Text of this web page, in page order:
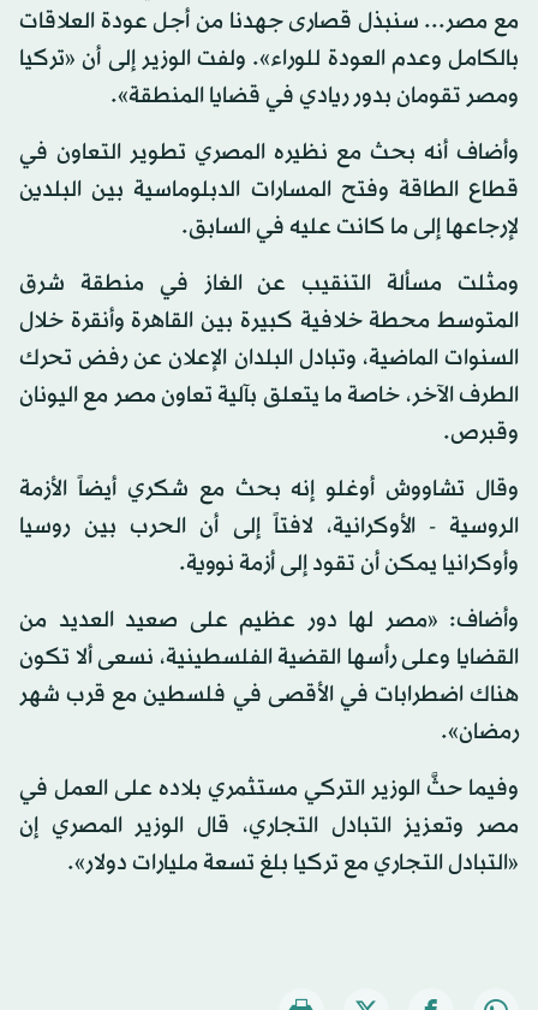
مع مصر... سنبذل قصارى جهدنا من أجل عودة العلاقات
بالكامل وعدم العودة للوراء». ولفت الوزير إلى أن «تركيا
ومصر تقومان بدور ريادي في قضايا المنطقة».
وأضاف أنه بحث مع نظيره المصري تطوير التعاون في
قطاع الطاقة وفتح المسارات الدبلوماسية بين البلدين
لإرجاعها إلى ما كانت عليه في السابق.
ومثلت مسألة التنقيب عن الغاز في منطقة شرق
المتوسط محطة خلافية كبيرة بين القاهرة وأنقرة خلال
السنوات الماضية، وتبادل البلدان الإعلان عن رفض تحرك
الطرف الآخر، خاصة ما يتعلق بآلية تعاون مصر مع اليونان
وقبرص.
وقال تشاووش أوغلو إنه بحث مع شكري أيضاً الأزمة
الروسية - الأوكرانية، لافتاً إلى أن الحرب بين روسيا
وأوكرانيا يمكن أن تقود إلى أزمة نووية.
وأضاف: «مصر لها دور عظيم على صعيد العديد من
القضايا وعلى رأسها القضية الفلسطينية، نسعى ألا تكون
هناك اضطرابات في الأقصى في فلسطين مع قرب شهر
رمضان».
وفيما حثَّ الوزير التركي مستثمري بلاده على العمل في
مصر وتعزيز التبادل التجاري، قال الوزير المصري إن
«التبادل التجاري مع تركيا بلغ تسعة مليارات دولار».